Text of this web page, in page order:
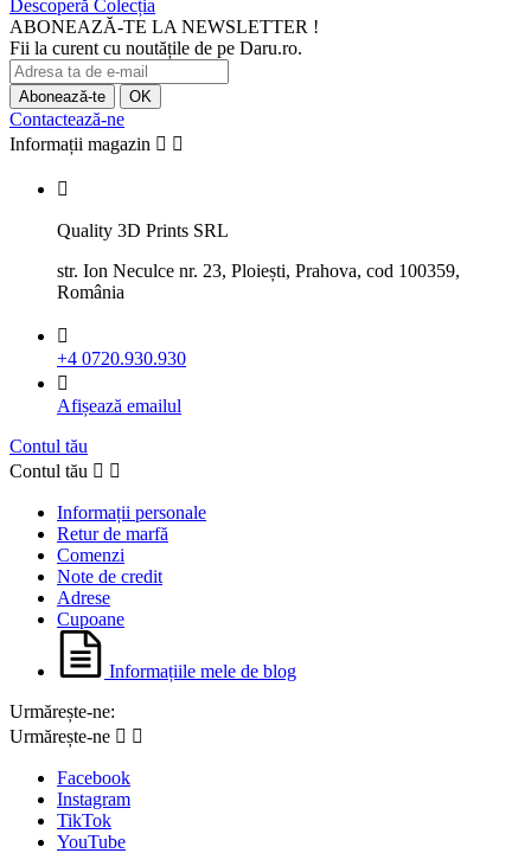
Descoperă Colecția
ABONEAZĂ-TE LA NEWSLETTER !
Fii la curent cu noutățile de pe Daru.ro.
Contactează-ne
Informații magazin  

Quality 3D Prints SRL
str. Ion Neculce nr. 23, Ploiești, Prahova, cod 100359,
România

+4 0720.930.930

Afișează emailul
Contul tău
Contul tău  
Informații personale
Retur de marfă
Comenzi
Note de credit
Adrese
Cupoane
Informațiile mele de blog
Urmărește-ne:
Urmărește-ne  
Facebook
Instagram
TikTok
YouTube